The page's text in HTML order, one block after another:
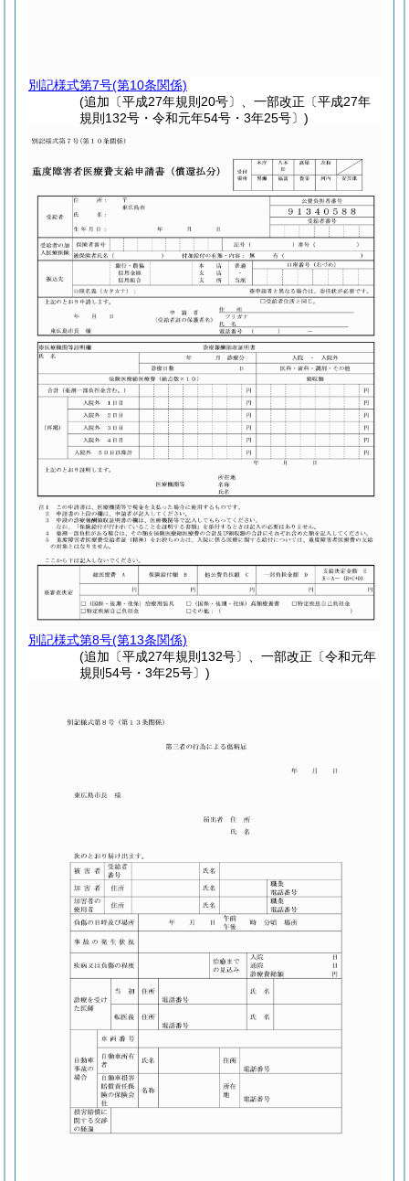
別記様式第7号(第10条関係)
(追加〔平成27年規則20号〕、一部改正〔平成27年
規則132号・令和元年54号・3年25号〕)
別記様式第8号(第13条関係)
(追加〔平成27年規則132号〕、一部改正〔令和元年
規則54号・3年25号〕)